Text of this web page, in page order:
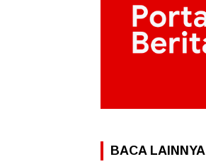
BACA LAINNYA